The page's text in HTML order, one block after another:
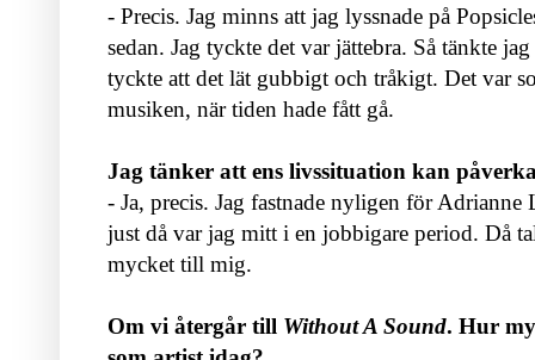
- Precis. Jag minns att jag lyssnade på
sedan. Jag tyckte det var jättebra. Så tänkte
tyckte att det lät gubbigt och tråkigt. Det var
musiken, när tiden hade fått gå.
Jag tänker att ens livssituation kan
- Ja, precis. Jag fastnade nyligen för
just då var jag mitt i en jobbigare period. Då
mycket till mig.
Om vi återgår till Without A Sound. Hur